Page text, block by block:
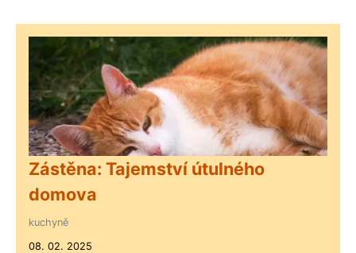
Zástěna: Tajemství útulného
domova
kuchyně
08. 02. 2025